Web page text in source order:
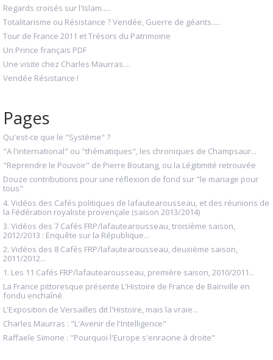
Regards croisés sur l'Islam.....
Totalitarisme ou Résistance ? Vendée, Guerre de géants.....
Tour de France 2011 et Trésors du Patrimoine
Un Prince français PDF
Une visite chez Charles Maurras....
Vendée Résistance !
Pages
Qu'est-ce que le "Système" ?
"A l'international" ou "thématiques", les chroniques de Champsaur...
"Reprendre le Pouvoir" de Pierre Boutang, ou la Légitimité retrouvée
Douze contributions pour une réflexion de fond sur "le mariage pour
tous"
4. Vidéos des Cafés politiques de lafautearousseau, et des réunions de
la Fédération royaliste provençale (saison 2013/2014)
3. Vidéos des 7 Cafés FRP/lafautearousseau, troisième saison,
2012/2013 : Enquête sur la République...
2. Vidéos des 8 Cafés FRP/lafautearousseau, deuxième saison,
2011/2012...
1. Les 11 Cafés FRP/lafautearousseau, première saison, 2010/2011...
La France pittoresque présente L'Histoire de France de Bainville en
fondu enchaîné
L'Exposition de Versailles dit l'Histoire, mais la vraie...
Charles Maurras : "L'Avenir de l'Intelligence"
Raffaele Simone : "Pourquoi l'Europe s'enracine à droite"